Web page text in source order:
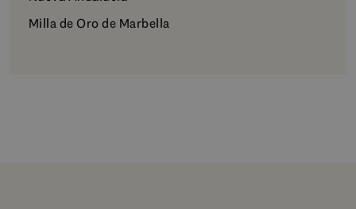
Milla de Oro de Marbella